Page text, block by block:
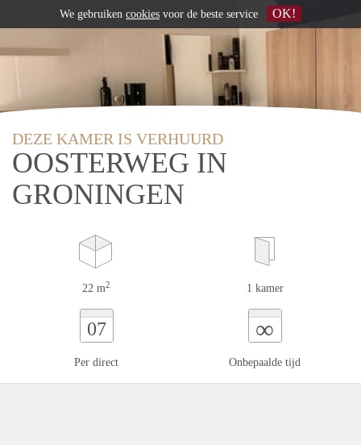
DEZE KAMER IS VERHUURD
OOSTERWEG IN
GRONINGEN
22 m2 1 kamer
07
Per direct
∞
Onbepaalde tijd
We gebruiken cookies voor de beste service OK!